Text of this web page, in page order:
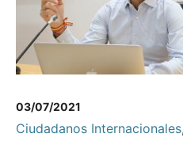
03/07/2021
Ciudadanos Internacionales,